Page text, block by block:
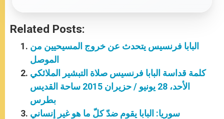
Related Posts:
البابا فرنسيس يتحدث عن خروج المسيحيين من
الموصل
كلمة قداسة البابا فرنسيس صلاة التبشير الملائكي
الأحد، 28 يونيو / حزيران 2015 ساحة القديس
بطرس
سوريا: البابا يقوم ضدّ كلّ ما هو غير إنساني